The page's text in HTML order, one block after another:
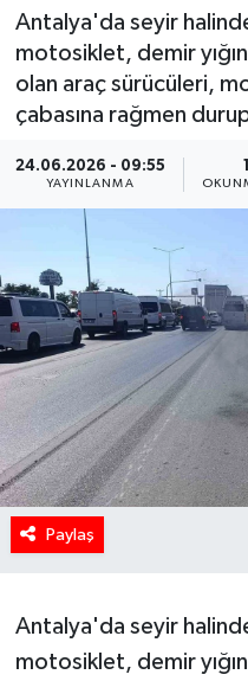
Antalya'da seyir
motosiklet, demir
olan araç sürücüleri,
çabasına rağmen
24.06.2026 - 09:55
YAYINLANMA
Paylaş
Antalya'da seyir
motosiklet, demir
GENEL
Güncel
HABERDE İNSAN
İlginç
KÜLTÜR SANAT
MAGAZİN
Oyun
POLİTİKA
RESMİ İLANLAR
Spor
Haber Arşivi